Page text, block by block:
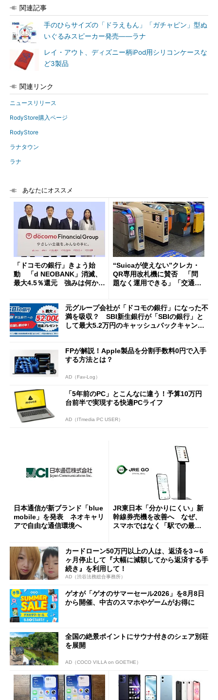
関連記事
手のひらサイズの「ドラえもん」「ガチャピン」型ぬ
いぐるみスピーカー発売――ラナ
レイ・アウト、ディズニー柄iPod用シリコンケースな
ど3製品
関連リンク
ニュースリリース
RodyStore購入ページ
RodyStore
ラナタウン
ラナ
あなたにオススメ
「ドコモの銀行」きょう始
動 「d NEOBANK」消滅、
最大4.5％還元 強みは何か解
“Suicaが使えない”クレカ・
QR専用改札機に賛否 「問
題なく運用できる」「交通系I
元グループ会社が「ドコモの銀行」になった不
満を吸収？ SBI新生銀行が「SBIの銀行」と
して最大5.2万円のキャッシュバックキャンペ
FPが解説！Apple製品を分割手数料0円で入手
する方法とは？
AD（Fav-Log）
「5年前のPC」とこんなに違う！予算10万円
台前半で実現する快適PCライフ
AD（ITmedia PC USER）
日本通信が新ブランド「blue
mobile」を発表 ネオキャリ
アで自由な通信環境へ
JR東日本「分かりにくい」新
幹線券売機を改善へ なぜ、
スマホではなく「駅での最短
カードローン50万円以上の人は、返済を3～6
ヶ月停止して『大幅に減額してから返済する手
続き』を利用して！
AD（渋谷法務総合事務所）
ゲオが「ゲオのサマーセール2026」を8月8日
から開催、中古のスマホやゲームがお得に
全国の絶景ポイントにサウナ付きのシェア別荘
を展開
AD（COCO VILLA on GOETHE）